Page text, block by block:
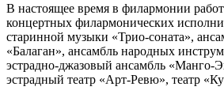
В настоящее время в филармонии
концертных филармонических
старинной музыки «Трио-соната»,
«Балаган», ансамбль народных
эстрадно-джазовый ансамбль «Манго-
эстрадный театр «Арт-Ревю», театр